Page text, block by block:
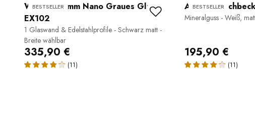
BESTSELLER
Walk-In 10 mm Nano Graues Glas
EX102
1 Glaswand & Edelstahlprofile - Schwarz matt -
Breite wählbar
335,90 €
(11)
BESTSELLER
Mineralguss - Weiß,
195,90 €
(11)